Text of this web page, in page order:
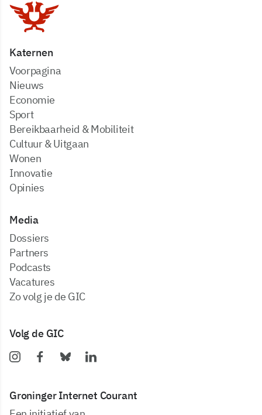
Katernen
Voorpagina
Nieuws
Economie
Sport
Bereikbaarheid & Mobiliteit
Cultuur & Uitgaan
Wonen
Innovatie
Opinies
Media
dossiers
partners
podcasts
vacatures
zo volg je de GIC
Volg de GIC
Groninger Internet Courant